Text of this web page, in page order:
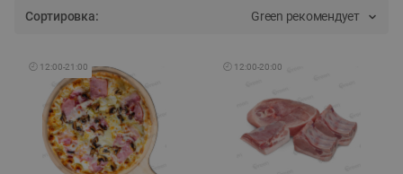
Сортировка: Green рекомендует
🕘 12:00-21:00 🕘 12:00-20:00